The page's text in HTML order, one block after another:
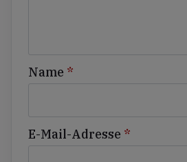
Name *
E-Mail-Adresse *